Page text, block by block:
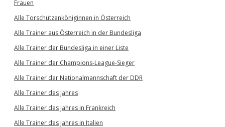
Frauen
Alle Torschützenköniginnen in Österreich
Alle Trainer aus Österreich in der Bundesliga
Alle Trainer der Bundesliga in einer Liste
Alle Trainer der Champions-League-Sieger
Alle Trainer der Nationalmannschaft der DDR
Alle Trainer des Jahres
Alle Trainer des Jahres in Frankreich
Alle Trainer des Jahres in Italien